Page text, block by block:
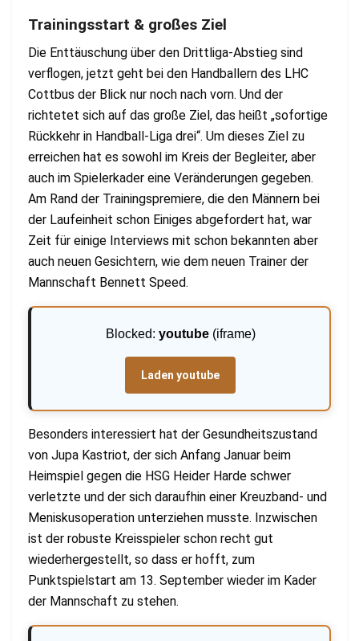
Trainingsstart & großes Ziel
Die Enttäuschung über den Drittliga-Abstieg sind
verflogen, jetzt geht bei den Handballern des LHC
Cottbus der Blick nur noch nach vorn. Und der
richtetet sich auf das große Ziel, das heißt „sofortige
Rückkehr in Handball-Liga drei“. Um dieses Ziel zu
erreichen hat es sowohl im Kreis der Begleiter, aber
auch im Spielerkader eine Veränderungen gegeben.
Am Rand der Trainingspremiere, die den Männern bei
der Laufeinheit schon Einiges abgefordert hat, war
Zeit für einige Interviews mit schon bekannten aber
auch neuen Gesichtern, wie dem neuen Trainer der
Mannschaft Bennett Speed.
Blocked: youtube(iframe)
Laden youtube
Besonders interessiert hat der Gesundheitszustand
von Jupa Kastriot, der sich Anfang Januar beim
Heimspiel gegen die HSG Heider Harde schwer
verletzte und der sich daraufhin einer Kreuzband- und
Meniskusoperation unterziehen musste. Inzwischen
ist der robuste Kreisspieler schon recht gut
wiederhergestellt, so dass er hofft, zum
Punktspielstart am 13. September wieder im Kader
der Mannschaft zu stehen.